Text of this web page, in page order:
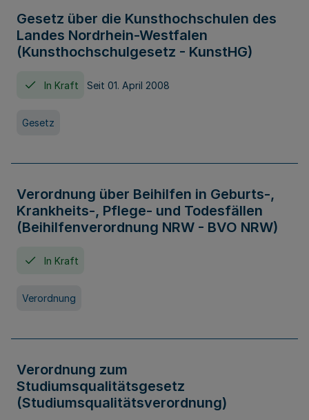
Gesetz über die Kunsthochschulen des
Landes Nordrhein-Westfalen
(Kunsthochschulgesetz - KunstHG)
In Kraft Seit 01. April 2008
Gesetz
Verordnung über Beihilfen in Geburts-,
Krankheits-, Pflege- und Todesfällen
(Beihilfenverordnung NRW - BVO NRW)
In Kraft
Verordnung
Verordnung zum
Studiumsqualitätsgesetz
(Studiumsqualitätsverordnung)